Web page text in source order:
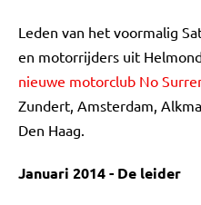
Leden van het voormalig
en motorrijders uit
nieuwe motorclub No
Zundert, Amsterdam,
Den Haag.
Januari 2014 - De leider